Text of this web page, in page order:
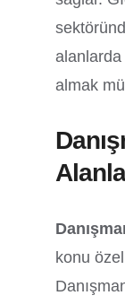
alanlarda
almak
konu